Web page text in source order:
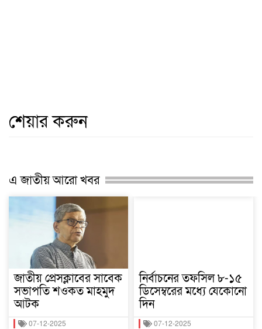
শেয়ার করুন
এ জাতীয় আরো খবর
জাতীয় প্রেসক্লাবের সাবেক
সভাপতি শওকত মাহমুদ
আটক
07-12-2025
নির্বাচনের তফসিল ৮-১৫
ডিসেম্বরের মধ্যে যেকোনো
দিন
07-12-2025